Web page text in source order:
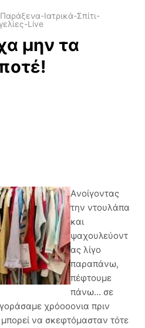
Ιατρικά-Σπίτι-
Live
μην τα
Aνοίγοντας
την ντουλάπα
και
ψαχουλεύοντ
ας λίγο
παραπάνω,
πέφτουμε
πάνω... σε
χρόοοονια πριν
να σκεφτόμασταν τότε